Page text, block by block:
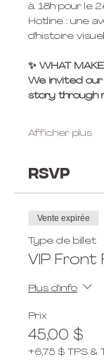
à 18h pour le
Hotline : une
d'histoire
✨ WHAT
We invited
story through
Afficher plus
RSVP
Vente expirée
Type de billet
VIP Front
Plus d'info
Prix
45,00 $
+6,75 $ TPS &